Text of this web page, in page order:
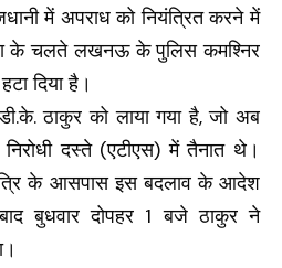
में अपराध को नियंत्रित करने में
के चलते लखनऊ के पुलिस कमश्निर
दिया है।
ठाकुर को लाया गया है, जो अब
दस्ते (एटीएस) में तैनात थे।
के आसपास इस बदलाव के आदेश
बुधवार दोपहर 1 बजे ठाकुर ने